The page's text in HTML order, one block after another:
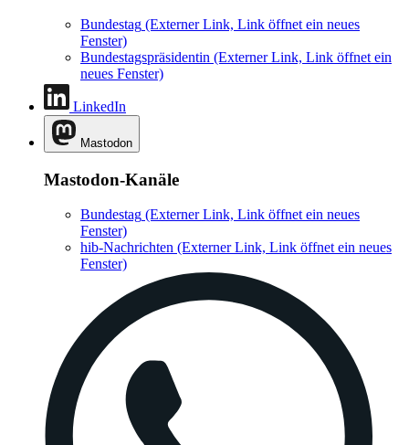
Bundestag (Externer Link, Link öffnet ein neues
Fenster)
Bundestagspräsidentin (Externer Link, Link öffnet ein
neues Fenster)
LinkedIn
Mastodon
Mastodon-Kanäle
Bundestag (Externer Link, Link öffnet ein neues
Fenster)
hib-Nachrichten (Externer Link, Link öffnet ein neues
Fenster)